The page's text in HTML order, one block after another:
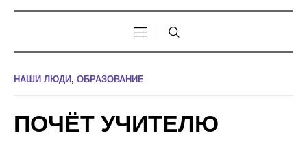
НАШИ ЛЮДИ , ОБРАЗОВАНИЕ
ПОЧЁТ УЧИТЕЛЮ